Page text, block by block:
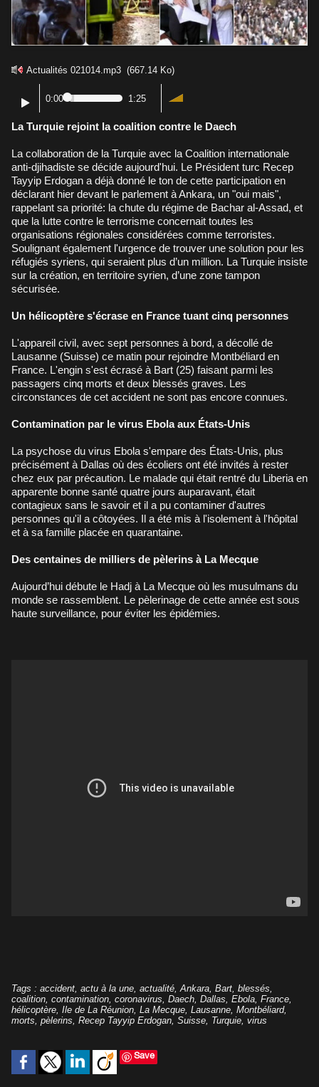
Actualités 021014.mp3 (667.14 Ko)
0:00 1:25
La Turquie rejoint la coalition contre le Daech
La collaboration de la Turquie avec la Coalition internationale
anti-djihadiste se décide aujourd'hui. Le Président turc Recep
Tayyip Erdogan a déjà donné le ton de cette participation en
déclarant hier devant le parlement à Ankara, un "oui mais",
rappelant sa priorité: la chute du régime de Bachar al-Assad, et
que la lutte contre le terrorisme concernait toutes les
organisations régionales considérées comme terroristes.
Soulignant également l'urgence de trouver une solution pour les
réfugiés syriens, qui seraient plus d’un million. La Turquie insiste
sur la création, en territoire syrien, d’une zone tampon
sécurisée.
Un hélicoptère s'écrase en France tuant cinq personnes
L'appareil civil, avec sept personnes à bord, a décollé de
Lausanne (Suisse) ce matin pour rejoindre Montbéliard en
France. L'engin s'est écrasé à Bart (25) faisant parmi les
passagers cinq morts et deux blessés graves. Les
circonstances de cet accident ne sont pas encore connues.
Contamination par le virus Ebola aux États-Unis
La psychose du virus Ebola s'empare des États-Unis, plus
précisément à Dallas où des écoliers ont été invités à rester
chez eux par précaution. Le malade qui était rentré du Liberia en
apparente bonne santé quatre jours auparavant, était
contagieux sans le savoir et il a pu contaminer d'autres
personnes qu'il a côtoyées. Il a été mis à l'isolement à l'hôpital
et à sa famille placée en quarantaine.
Des centaines de milliers de pèlerins à La Mecque
Aujourd’hui débute le Hadj à La Mecque où les musulmans du
monde se rassemblent. Le pèlerinage de cette année est sous
haute surveillance, pour éviter les épidémies.
Tags : accident actu à la une actualité Ankara Bart blessés
coalition contamination coronavirus Daech Dallas Ebola France
hélicoptère Ile de La Réunion La Mecque Lausanne Montbéliard,
morts pèlerins Recep Tayyip Erdogan Suisse Turquie virus
Save